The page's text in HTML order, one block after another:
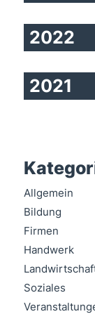
2022
2021
Allgemein
Bildung
Firmen
Handwerk
Soziales